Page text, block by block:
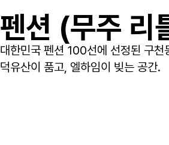
펜션 (무주 리
대한민국 펜션 100선에 선정된 구천
덕유산이 품고, 엘하임이 빚는 공간.